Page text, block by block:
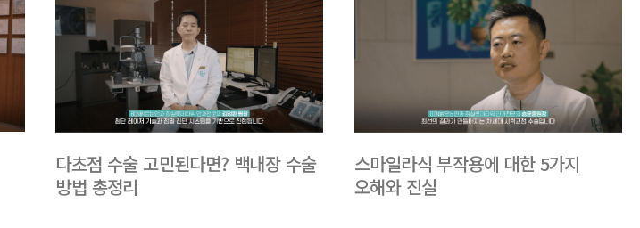
다초점 수술 고민된다면? 백내장 수술
방법 총정리
스마일라식 부작용에 대한 5가지
오해와 진실